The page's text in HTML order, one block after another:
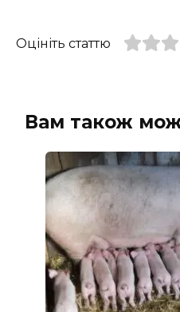
Оцініть статтю
Вам також